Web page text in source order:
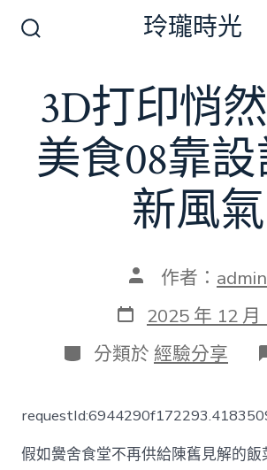
換
開
關
玲瓏時光
3D打印悄
美食08靠設
新風氣
文
作
者
作者： admin
發
表
日
期
2025 年 12 月
分
類
分類於 經驗分享
假如黌舍食堂不再供給陳舊見解的